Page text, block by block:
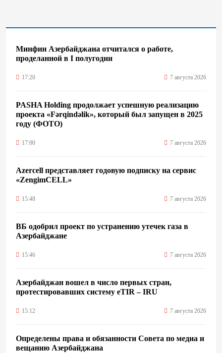
Минфин Азербайджана отчитался о работе,
проделанной в I полугодии
17:20 7 августа 2026
PASHA Holding продолжает успешную реализацию
проекта «Fərqindəlik», который был запущен в 2025
году (ФОТО)
17:00 7 августа 2026
Azercell представляет годовую подписку на сервис
«ZengimCELL»
15:48 7 августа 2026
ВБ одобрил проект по устранению утечек газа в
Азербайджане
15:46 7 августа 2026
Азербайджан вошел в число первых стран,
протестировавших систему eTIR – IRU
15:12 7 августа 2026
Определены права и обязанности Совета по медиа и
вещанию Азербайджана